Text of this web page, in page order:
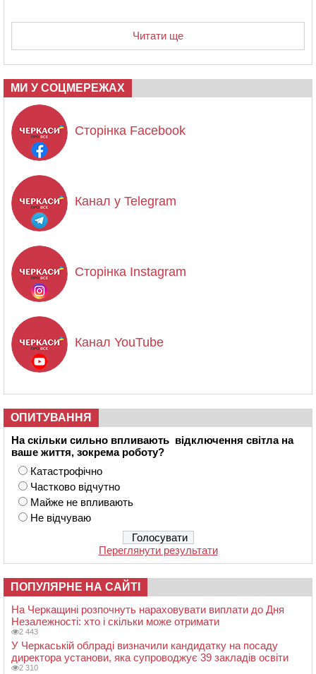
Читати ще
МИ У СОЦМЕРЕЖАХ
Сторінка Facebook
Канал у Telegram
Сторінка Instagram
Канал YouTube
ОПИТУВАННЯ
На скільки сильно впливають відключення світла на
ваше життя, зокрема роботу?
Катастрофічно
Частково відчутно
Майже не впливають
Не відчуваю
Переглянути результати
ПОПУЛЯРНЕ НА САЙТІ
На Черкащині розпочнуть нараховувати виплати до Дня
Незалежності: хто і скільки може отримати
2 443
У Черкаській облраді визначили кандидатку на посаду
директора установи, яка супроводжує 39 закладів освіти
2 310